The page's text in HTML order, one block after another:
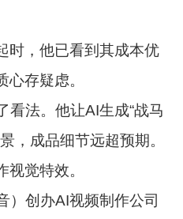
，他已看到其成本优
存疑虑。
法。他让AI生成“战马
，成品细节远超预期。
觉特效。
创办AI视频制作公司